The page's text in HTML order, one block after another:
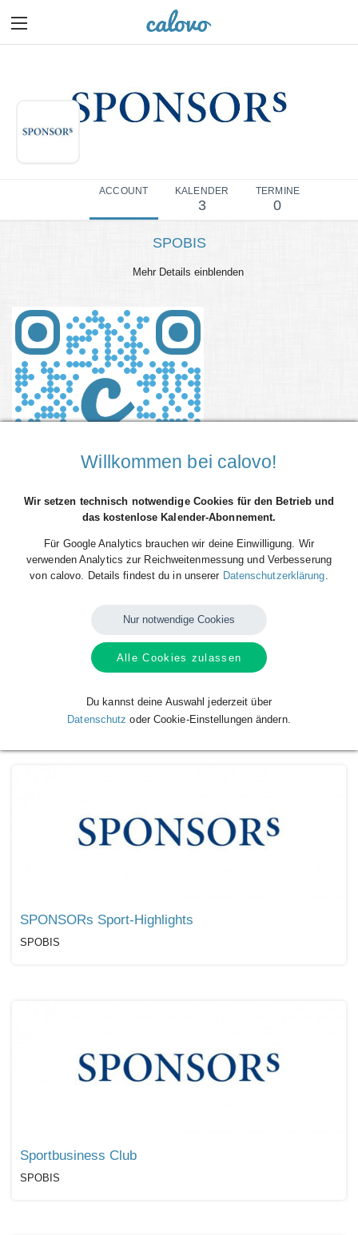
ACCOUNT KALENDER
3
TERMINE
0
SPOBIS
Mehr Details einblenden
Genial! Endlich nicht mehr selber eintragen. Hol' dir das Highlight unter
den Sports-Business-Messen direkt, kostenlos und ganz automatisch in
deinen Kalender. Die SPOBIS-Tage als "Save the Date" (ganztägiges
gewünschten calfeed oder nimm gleich beide. Du erhältst die aktuellen
Kalender - egal ob iPhone, Android, Google Calendar, Outlook oder Co.
VerfügbareKalendervonSPOBIS
SPONSORs Sport-Highlights
SPOBIS
Sportbusiness Club
SPOBIS
Willkommen bei calovo!
Wir setzen technisch notwendige Cookies für den Betrieb und
das kostenlose Kalender-Abonnement.
Für Google Analytics brauchen wir deine Einwilligung. Wir
verwenden Analytics zur Reichweitenmessung und Verbesserung
von calovo. Details findest du in unserer Datenschutzerklärung
Nur notwendige Cookies
Alle Cookies zulassen
Du kannst deine Auswahl jederzeit über
Datenschutz oder Cookie-Einstellungen ändern.